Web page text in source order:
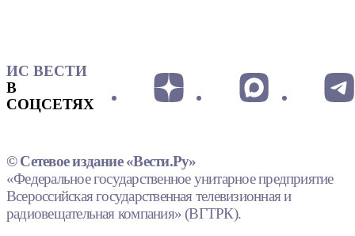
ИС ВЕСТИ
В
СОЦСЕТЯХ
© Сетевое издание «Вести.Ру»
«Федеральное государственное унитарное предприятие
Всероссийская государственная телевизионная и
радиовещательная компания» (ВГТРК).